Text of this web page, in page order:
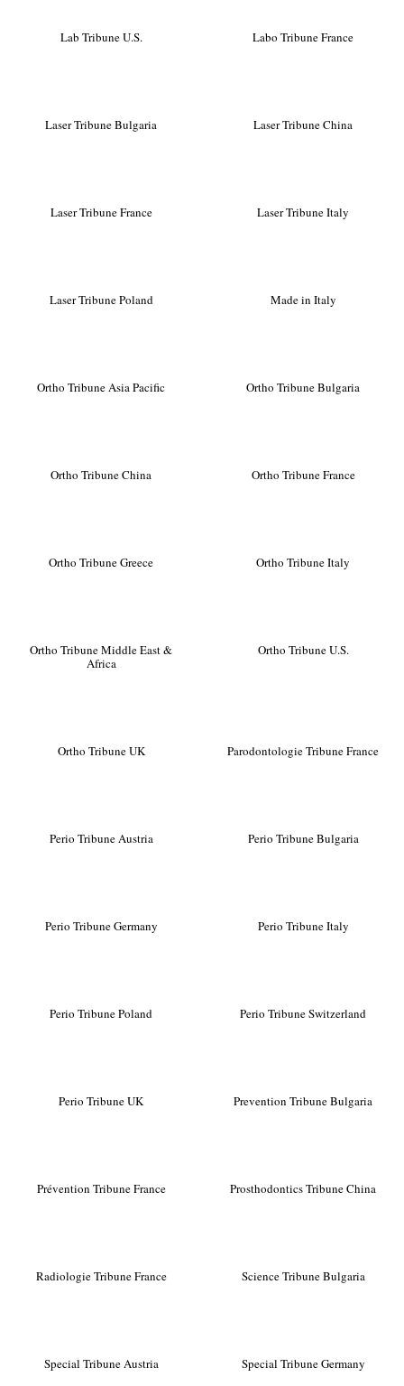
Lab Tribune U.S. Labo Tribune France
Laser Tribune Bulgaria Laser Tribune China
Laser Tribune France Laser Tribune Italy
Laser Tribune Poland Made in Italy
Ortho Tribune Asia Pacific Ortho Tribune Bulgaria
Ortho Tribune China Ortho Tribune France
Ortho Tribune Greece Ortho Tribune Italy
Ortho Tribune Middle East &
Africa
Ortho Tribune U.S.
Ortho Tribune UK Parodontologie Tribune France
Perio Tribune Austria Perio Tribune Bulgaria
Perio Tribune Germany Perio Tribune Italy
Perio Tribune Poland Perio Tribune Switzerland
Perio Tribune UK Prevention Tribune Bulgaria
Prévention Tribune France Prosthodontics Tribune China
Radiologie Tribune France Science Tribune Bulgaria
Special Tribune Austria Special Tribune Germany